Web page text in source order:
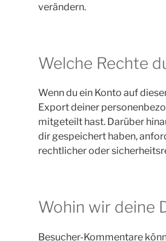
verändern.
Welche Rechte
Wenn du ein Konto auf
Export deiner
mitgeteilt hast. Darüber
dir gespeichert haben,
rechtlicher oder
Wohin wir deine
Besucher-Kommentare